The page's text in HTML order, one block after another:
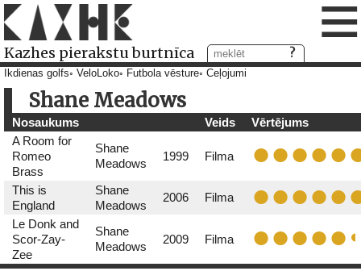
Kazhes pierakstu burtnīca ≡
Ikdienas golfs VeloLoko Futbola vēsture Ceļojumi
Shane Meadows
Nosaukums Veids
Vērtējums
A Room for
Romeo
Brass
Shane
Meadows
1999 Filma
This is
England
Shane
Meadows
2006
Filma
Le Donk and
Scor-Zay-
Zee
Shane
Meadows
2009 Filma